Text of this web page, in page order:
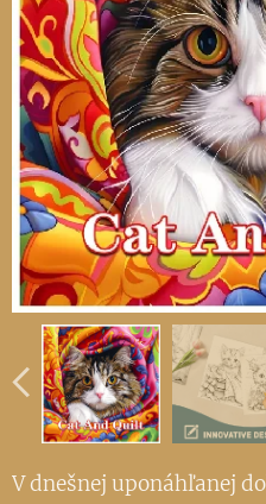
V dnešnej uponáhľanej